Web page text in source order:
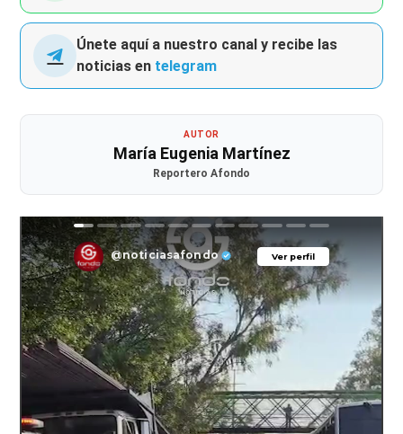
Únete aquí a nuestro canal y recibe las
noticias en telegram
AUTOR
María Eugenia Martínez
Reportero Afondo
Ver perfil
@noticiasafondo Ver perfil